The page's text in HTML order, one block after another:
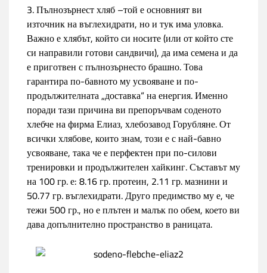
3. Пълнозърнест хляб –той е основният ви
източник на въглехидрати, но и тук има уловка.
Важно е хлябът, който си носите (или от който сте
си направили готови сандвичи), да има семена и да
е приготвен с пълнозърнесто брашно. Това
гарантира по-бавното му усвояване и по-
продължителната „доставка“ на енергия. Именно
поради тази причина ви препоръчвам соденото
хлебче на фирма Елиаз, хлебозавод Горубляне. От
всички хлябове, които знам, този е с най-бавно
усвояване, така че е перфектен при по-силови
тренировки и продължителен хайкинг. Съставът му
на 100 гр. е: 8.16 гр. протеин, 2.11 гр. мазнини и
50.77 гр. въглехидрати. Друго предимство му е, че
тежи 500 гр., но е плътен и малък по обем, което ви
дава допълнително пространство в раницата.